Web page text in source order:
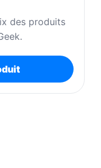
des produits